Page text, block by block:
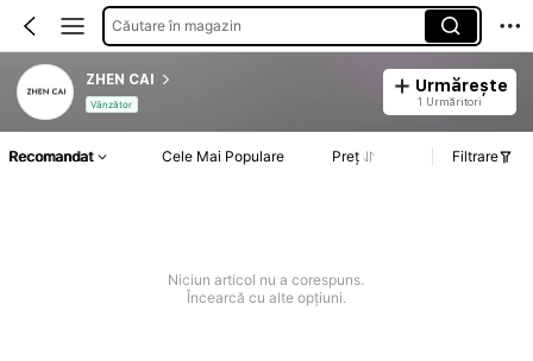
Căutare în magazin
ZHEN CAI
Vânzător
Urmărește
1 Urmăritori
Recomandat Cele Mai Populare Preț Filtrare
Niciun articol nu a corespuns.
Încearcă cu alte opțiuni.